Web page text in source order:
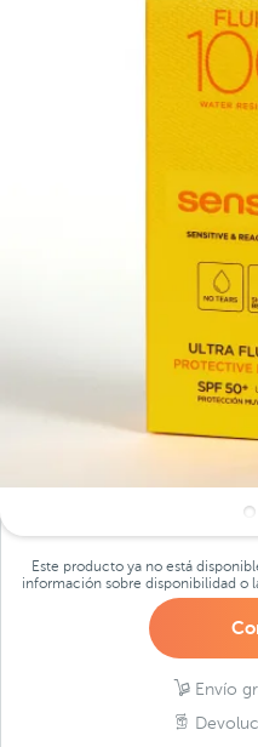
Este producto ya no está
información sobre disponibilidad o
Envío